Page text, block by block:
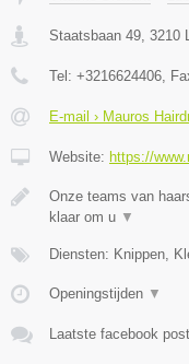
Staatsbaan 49 3210
Tel: +3216624406 ,
E-mail › Mauros
Website: https://
Onze teams van
klaar om u ▼
Diensten: Knippen,
Openingstijden ▼
Laatste facebook